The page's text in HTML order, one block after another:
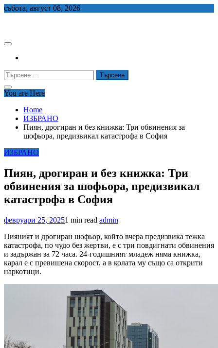
Skip
събота, август 08, 2026
Търсене
за:
You are Here
Home
ИЗБРАНО
Пиян, дрогиран и без книжка: Три обвинения за
шофьора, предизвикал катастрофа в София
ИЗБРАНО
Пиян, дрогиран и без книжка: Три
обвинения за шофьора, предизвикал
катастрофа в София
февруари 25, 20251 min read admin
Пияният и дрогиран шофьор, който вчера предизвика тежка
катастрофа, по чудо без жертви, е с три повдигнати обвинения
и задържан за 72 часа. 24-годишният младеж няма книжка,
карал е с превишена скорост, а в колата му също са открити
наркотици.